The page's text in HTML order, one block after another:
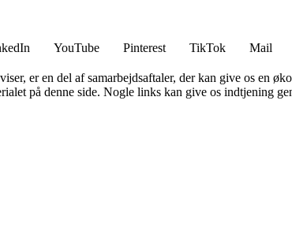
YouTube Pinterest TikTok Mail
er en del af samarbejdsaftaler, der kan give os en
på denne side. Nogle links kan give os indtjening